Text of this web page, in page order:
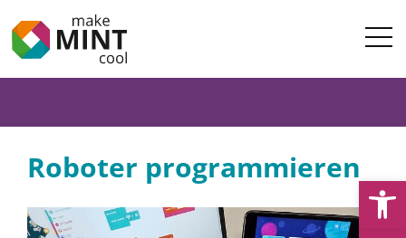
Roboter programmieren